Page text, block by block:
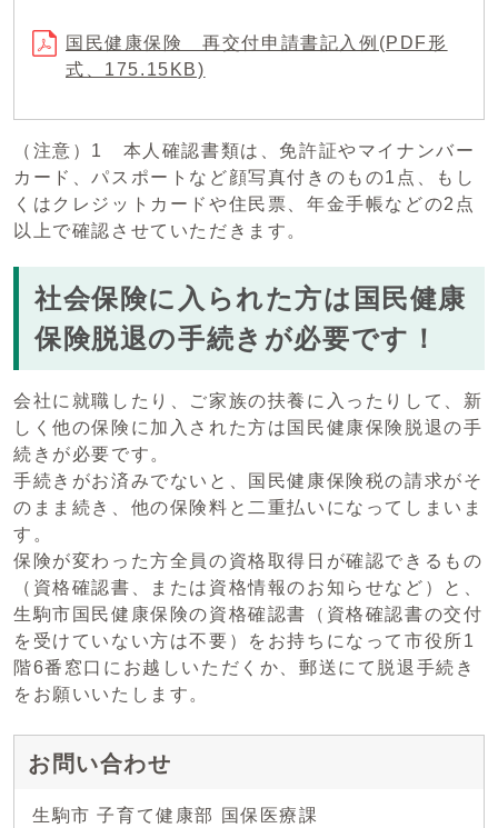
国民健康保険 再交付申請書記入例(PDF形
式、175.15KB)
（注意）1 本人確認書類は、免許証やマイナンバー
カード、パスポートなど顔写真付きのもの1点、もし
くはクレジットカードや住民票、年金手帳などの2点
以上で確認させていただきます。
社会保険に入られた方は国民健康
保険脱退の手続きが必要です！
会社に就職したり、ご家族の扶養に入ったりして、新
しく他の保険に加入された方は国民健康保険脱退の手
続きが必要です。
手続きがお済みでないと、国民健康保険税の請求がそ
のまま続き、他の保険料と二重払いになってしまいま
す。
保険が変わった方全員の資格取得日が確認できるもの
（資格確認書、または資格情報のお知らせなど）と、
生駒市国民健康保険の資格確認書（資格確認書の交付
を受けていない方は不要）をお持ちになって市役所1
階6番窓口にお越しいただくか、郵送にて脱退手続き
をお願いいたします。
お問い合わせ
生駒市 子育て健康部 国保医療課